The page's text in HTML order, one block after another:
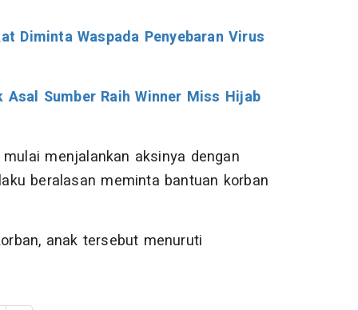
Diminta Waspada Penyebaran Virus
Sumber Raih Winner Miss Hijab
menjalankan aksinya dengan
beralasan meminta bantuan korban
anak tersebut menuruti